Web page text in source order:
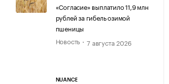
«Согласие» выплатило 11,9 млн
рублей за гибель озимой
пшеницы
Новость
7 августа 2026
NUANCE